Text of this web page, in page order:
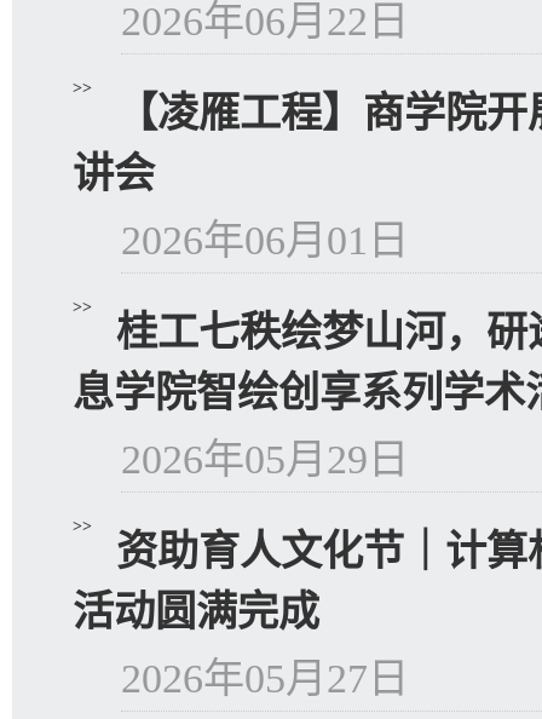
2026年06月22日
>>
【凌雁工程】商学院
讲会
2026年06月01日
>>
桂工七秩绘梦山河，
息学院智绘创享系列学术
2026年05月29日
>>
资助育人文化节｜计
活动圆满完成
2026年05月27日